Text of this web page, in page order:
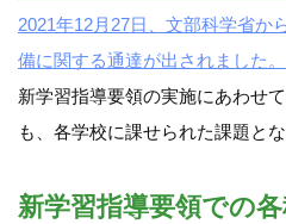
2021年12月27日、文部科学省か
備に関する通達が出されました。
新学習指導要領の実施にあわせ
も、各学校に課せられた課題とな
新学習指導要領での